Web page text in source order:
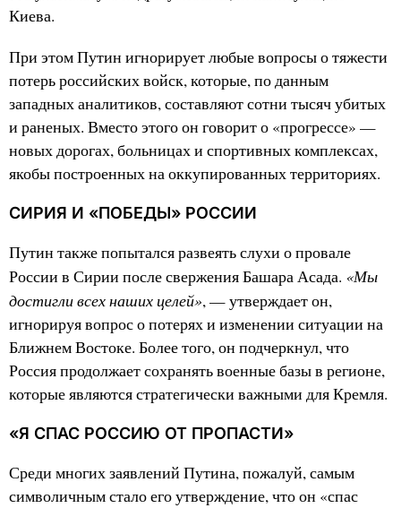
Киева.
При этом Путин игнорирует любые вопросы о тяжести
потерь российских войск, которые, по данным
западных аналитиков, составляют сотни тысяч убитых
и раненых. Вместо этого он говорит о «прогрессе» —
новых дорогах, больницах и спортивных комплексах,
якобы построенных на оккупированных территориях.
СИРИЯ И «ПОБЕДЫ» РОССИИ
Путин также попытался развеять слухи о провале
России в Сирии после свержения Башара Асада. «Мы
достигли всех наших целей», — утверждает он,
игнорируя вопрос о потерях и изменении ситуации на
Ближнем Востоке. Более того, он подчеркнул, что
Россия продолжает сохранять военные базы в регионе,
которые являются стратегически важными для Кремля.
«Я СПАС РОССИЮ ОТ ПРОПАСТИ»
Среди многих заявлений Путина, пожалуй, самым
символичным стало его утверждение, что он «спас